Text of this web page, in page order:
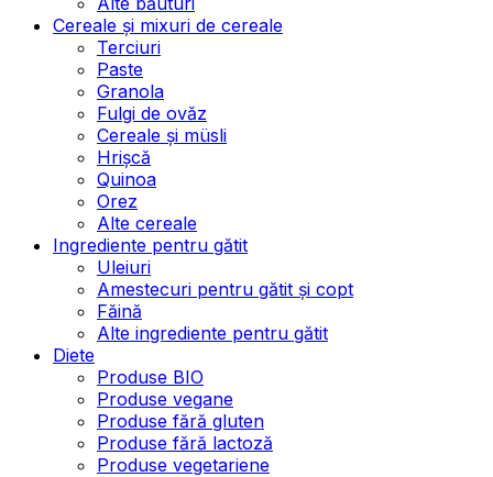
Cereale și mixuri de cereale
Terciuri
Paste
Granola
Fulgi de ovăz
Cereale și müsli
Hrișcă
Quinoa
Orez
Alte cereale
Ingrediente pentru gătit
Uleiuri
Amestecuri pentru gătit și copt
Făină
Alte ingrediente pentru gătit
Diete
Produse BIO
Produse vegane
Produse fără gluten
Produse fără lactoză
Produse vegetariene